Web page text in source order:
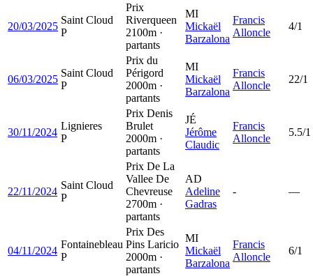
20/03/2025
Saint Cloud
P
Prix
Riverqueen
2100m ·
partants
MI
Mickaël
Barzalona
Francis
Alloncle
4/1
06/03/2025
Saint Cloud
P
Prix du
Périgord
2000m ·
partants
MI
Mickaël
Barzalona
Francis
Alloncle
22/1
30/11/2024
Lignieres
P
Prix Denis
Brulet
2000m ·
partants
JÉ
Jérôme
Claudic
Francis
Alloncle
5.5/1
22/11/2024
Saint Cloud
P
Prix De La
Vallee De
Chevreuse
2700m ·
partants
AD
Adeline
Gadras
- —
04/11/2024
Fontainebleau
P
Prix Des
Pins Laricio
2000m ·
partants
MI
Mickaël
Barzalona
Francis
Alloncle
6/1